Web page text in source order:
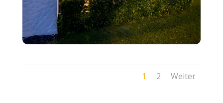
1 2 Weiter